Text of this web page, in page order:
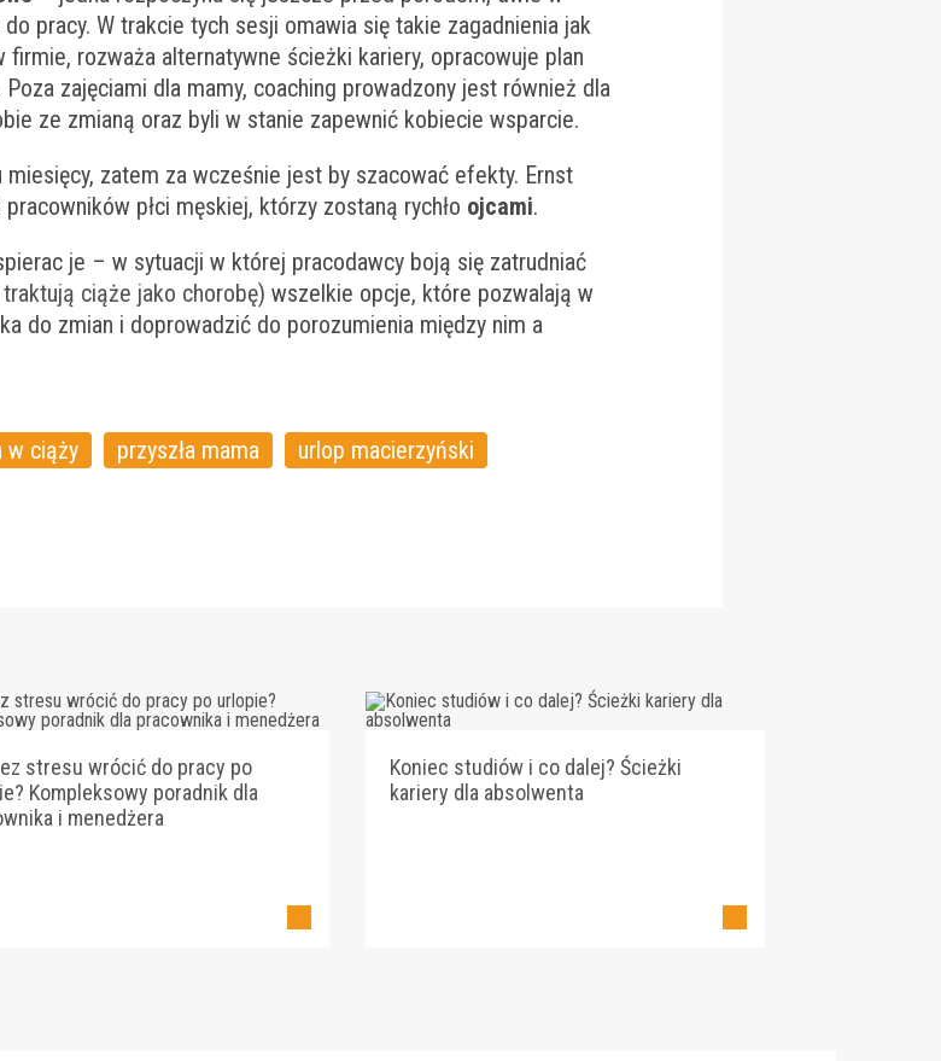
pracy. W trakcie tych sesji omawia się takie zagadnienia jak
rozważa alternatywne ścieżki kariery, opracowuje plan
zajęciami dla mamy, coaching prowadzony jest również dla
ze zmianą oraz byli w stanie zapewnić kobiecie wsparcie.
zatem za wcześnie jest by szacować efekty. Ernst
płci męskiej, którzy zostaną rychło ojcami.
je – w sytuacji w której pracodawcy boją się zatrudniać
traktują ciąże jako chorobę) wszelkie opcje, które pozwalają w
do zmian i doprowadzić do porozumienia między nim a
w ciąży przyszła mama urlop macierzyński
stresu wrócić do pracy po
Kompleksowy poradnik dla
i menedżera
Koniec studiów i co dalej? Ścieżki
kariery dla absolwenta